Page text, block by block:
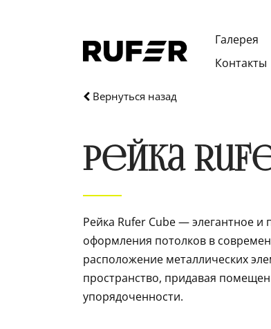
Галерея
Контакты
Вернуться назад
Рейка
Рейка Rufer Cube — элегантное
оформления потолков в
расположение металлических
пространство, придавая
упорядоченности.